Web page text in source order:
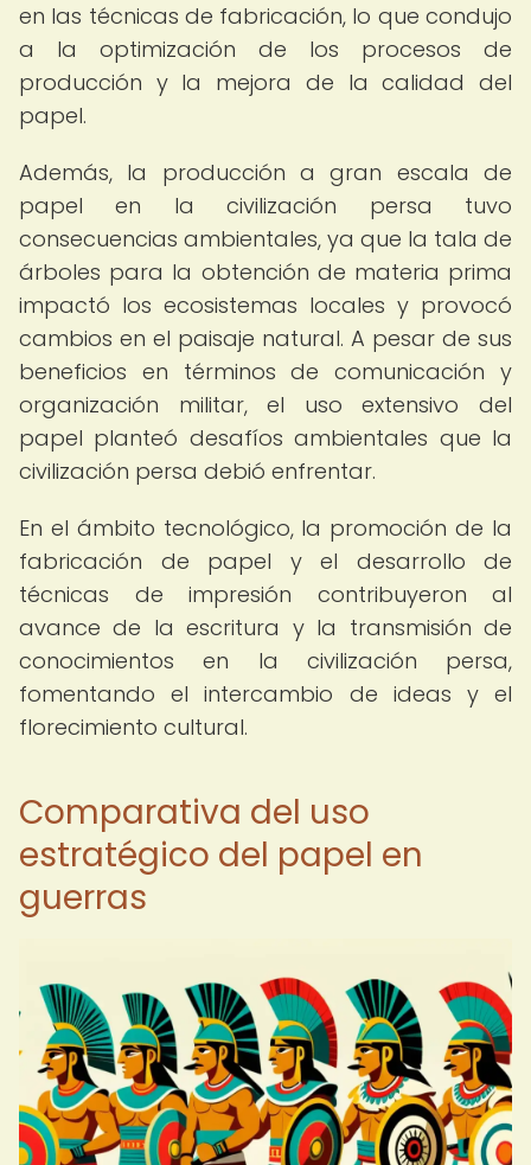
en las técnicas de fabricación, lo que condujo
a la optimización de los procesos de
producción y la mejora de la calidad del
papel.
Además, la producción a gran escala de
papel en la civilización persa tuvo
consecuencias ambientales, ya que la tala de
árboles para la obtención de materia prima
impactó los ecosistemas locales y provocó
cambios en el paisaje natural. A pesar de sus
beneficios en términos de comunicación y
organización militar, el uso extensivo del
papel planteó desafíos ambientales que la
civilización persa debió enfrentar.
En el ámbito tecnológico, la promoción de la
fabricación de papel y el desarrollo de
técnicas de impresión contribuyeron al
avance de la escritura y la transmisión de
conocimientos en la civilización persa,
fomentando el intercambio de ideas y el
florecimiento cultural.
Comparativa del uso
estratégico del papel en
guerras